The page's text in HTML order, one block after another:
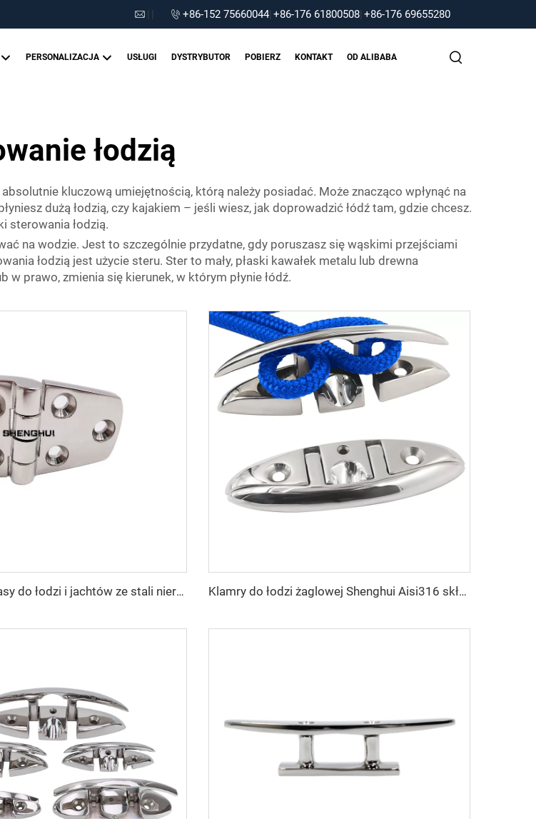
+86-152 75660044 +86-176 61800508 +86-176 69655280
PERSONALIZACJA USŁUGI DYSTRYBUTOR POBIERZ KONTAKT OD ALIBABA
łodzią
kluczową umiejętnością, którą należy posiadać. Może znacząco wpłynąć na
dużą łodzią, czy kajakiem – jeśli wiesz, jak doprowadzić łódź tam, gdzie chcesz.
sterowania łodzią.
na wodzie. Jest to szczególnie przydatne, gdy poruszasz się wąskimi przejściami
łodzią jest użycie steru. Ster to mały, płaski kawałek metalu lub drewna
prawo, zmienia się kierunek, w którym płynie łódź.
Stalowe zawiasy do łodzi i jachtów ze stali nierdzewnej 316L, akcesoria morskie Klamry do łodzi żaglowej Shenghui Aisi316 składane morskie podnoszone klamry ze stali nierdzewnej, lustrzane polerowane morskie klamry